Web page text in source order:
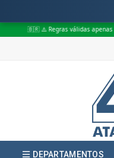
válidas apenas para:
DEPARTAMENTOS